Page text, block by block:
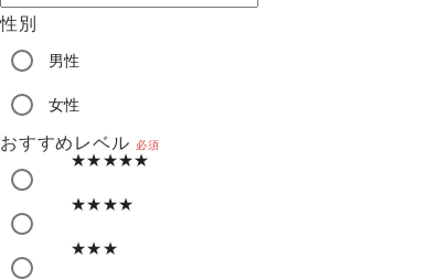
性別
男性
女性
おすすめレベル 必須
★★★★★
★★★★
★★★